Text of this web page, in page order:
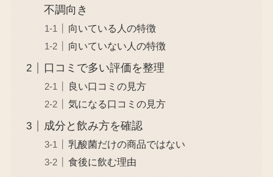
不調向き
向いている人の特徴
向いていない人の特徴
口コミで多い評価を整理
良い口コミの見方
気になる口コミの見方
成分と飲み方を確認
乳酸菌だけの商品ではない
食後に飲む理由